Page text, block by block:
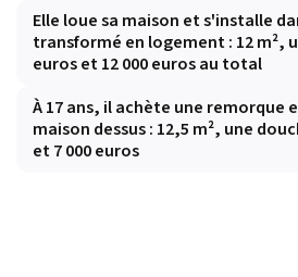
Elle loue sa maison et s'installe
transformé en logement : 12 m²,
euros et 12 000 euros au total
À 17 ans, il achète une remorque
maison dessus : 12,5 m², une
et 7 000 euros